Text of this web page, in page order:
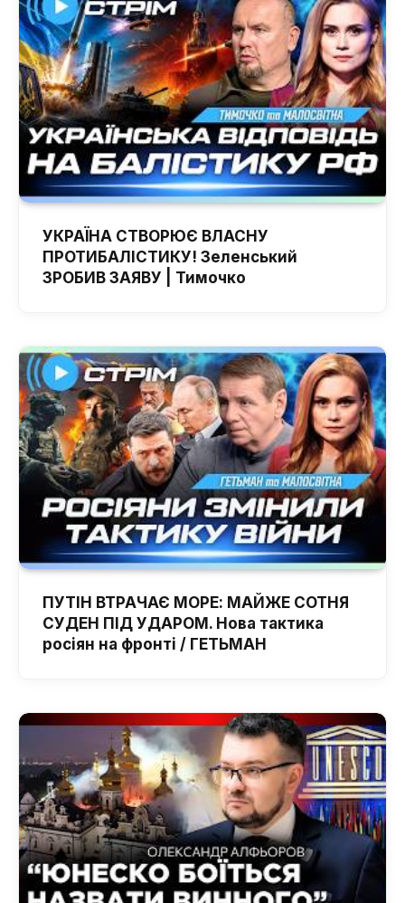
УКРАЇНА СТВОРЮЄ ВЛАСНУ
ПРОТИБАЛІСТИКУ! Зеленський
ЗРОБИВ ЗАЯВУ | Тимочко
ПУТІН ВТРАЧАЄ МОРЕ: МАЙЖЕ СОТНЯ
СУДЕН ПІД УДАРОМ. Нова тактика
росіян на фронті / ГЕТЬМАН